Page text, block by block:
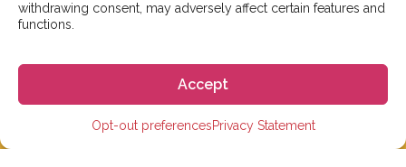
withdrawing consent, may adversely affect certain features and
functions.
Accept
Opt-out preferencesPrivacy Statement
学生评价
在西班牙取得学生签证